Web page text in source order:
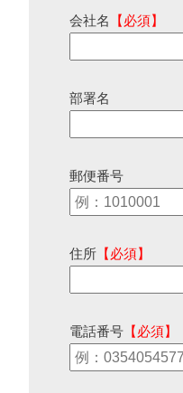
会社名 【必須】
部署名
郵便番号
住所 【必須】
電話番号 【必須】